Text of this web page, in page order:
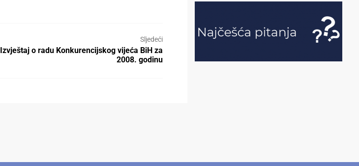
Sljedeći
Izvještaj o radu Konkurencijskog vijeća BiH za
2008. godinu